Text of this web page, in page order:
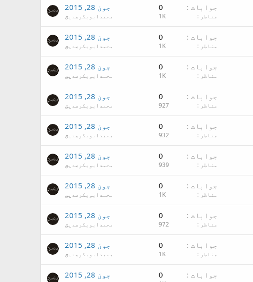
جوابات 0
مناظر 1K
جون 28, 2015
محمدابوبکرصدیق
جوابات 0
مناظر 1K
جون 28, 2015
محمدابوبکرصدیق
جوابات 0
مناظر 1K
جون 28, 2015
محمدابوبکرصدیق
جوابات 0
مناظر 927
جون 28, 2015
محمدابوبکرصدیق
جوابات 0
مناظر 932
جون 28, 2015
محمدابوبکرصدیق
جوابات 0
مناظر 939
جون 28, 2015
محمدابوبکرصدیق
جوابات 0
مناظر 1K
جون 28, 2015
محمدابوبکرصدیق
جوابات 0
مناظر 972
جون 28, 2015
محمدابوبکرصدیق
جوابات 0
مناظر 1K
جون 28, 2015
محمدابوبکرصدیق
جوابات 0 جون 28, 2015